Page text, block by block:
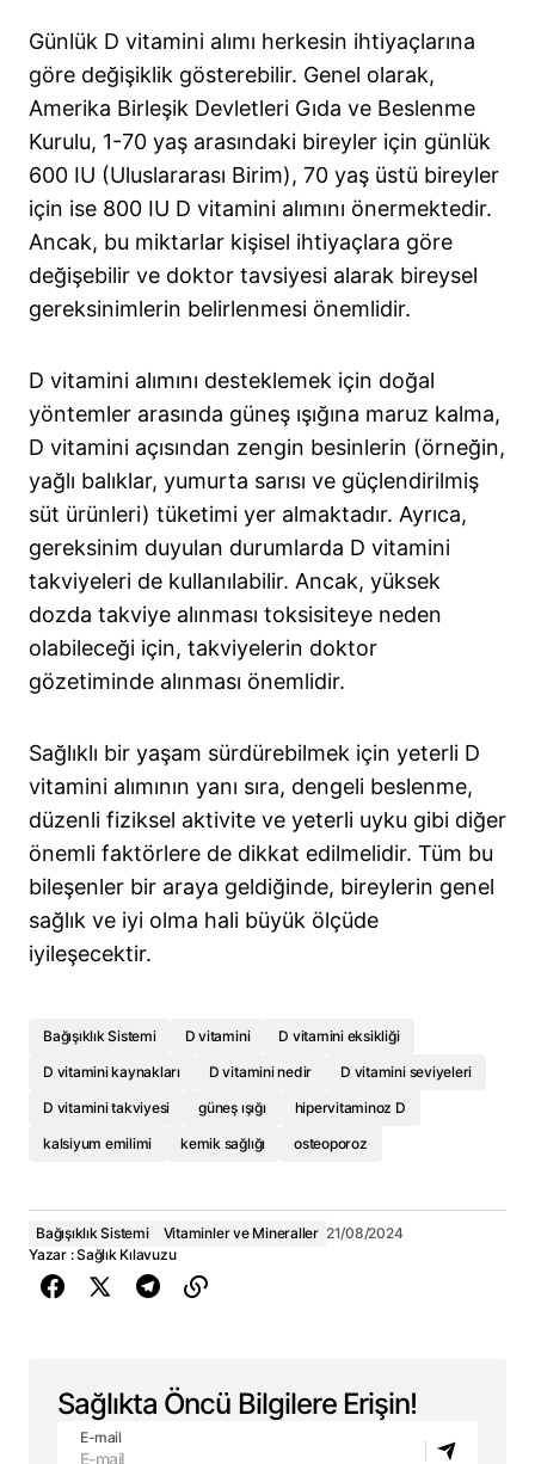
Günlük D vitamini alımı herkesin ihtiyaçlarına
göre değişiklik gösterebilir. Genel olarak,
Amerika Birleşik Devletleri Gıda ve Beslenme
Kurulu, 1-70 yaş arasındaki bireyler için günlük
600 IU (Uluslararası Birim), 70 yaş üstü bireyler
için ise 800 IU D vitamini alımını önermektedir.
Ancak, bu miktarlar kişisel ihtiyaçlara göre
değişebilir ve doktor tavsiyesi alarak bireysel
gereksinimlerin belirlenmesi önemlidir.
D vitamini alımını desteklemek için doğal
yöntemler arasında güneş ışığına maruz kalma,
D vitamini açısından zengin besinlerin (örneğin,
yağlı balıklar, yumurta sarısı ve güçlendirilmiş
süt ürünleri) tüketimi yer almaktadır. Ayrıca,
gereksinim duyulan durumlarda D vitamini
takviyeleri de kullanılabilir. Ancak, yüksek
dozda takviye alınması toksisiteye neden
olabileceği için, takviyelerin doktor
gözetiminde alınması önemlidir.
Sağlıklı bir yaşam sürdürebilmek için yeterli D
vitamini alımının yanı sıra, dengeli beslenme,
düzenli fiziksel aktivite ve yeterli uyku gibi diğer
önemli faktörlere de dikkat edilmelidir. Tüm bu
bileşenler bir araya geldiğinde, bireylerin genel
sağlık ve iyi olma hali büyük ölçüde
iyileşecektir.
Bağışıklık Sistemi D vitamini
D vitamini eksikliği
D vitamini kaynakları
D vitamini nedir
D vitamini seviyeleri
D vitamini takviyesi
güneş ışığı
hipervitaminoz D
kalsiyum emilimi
kemik sağlığı osteoporoz
Bağışıklık Sistemi Vitaminler ve Mineraller 21/08/2024
Yazar :Sağlık Kılavuzu
Sağlıkta Öncü Bilgilere Erişin!
E-mail